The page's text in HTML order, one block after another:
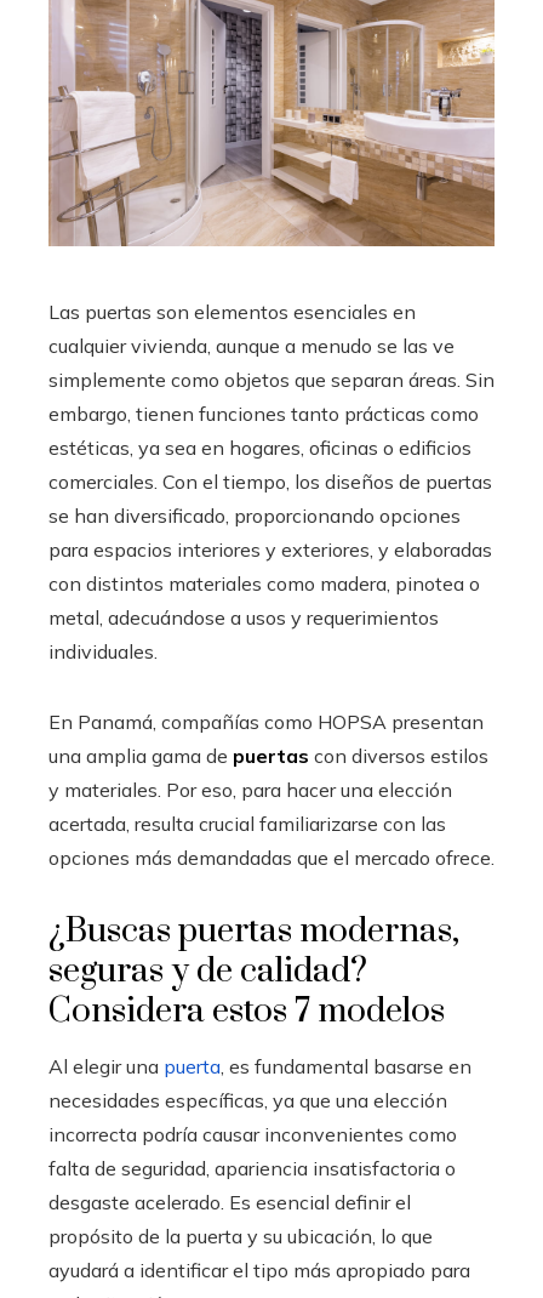
Las puertas son elementos esenciales en
cualquier vivienda, aunque a menudo se las ve
simplemente como objetos que separan áreas. Sin
embargo, tienen funciones tanto prácticas como
estéticas, ya sea en hogares, oficinas o edificios
comerciales. Con el tiempo, los diseños de puertas
se han diversificado, proporcionando opciones
para espacios interiores y exteriores, y elaboradas
con distintos materiales como madera, pinotea o
metal, adecuándose a usos y requerimientos
individuales.
En Panamá, compañías como HOPSA presentan
una amplia gama de puertas con diversos estilos
y materiales. Por eso, para hacer una elección
acertada, resulta crucial familiarizarse con las
opciones más demandadas que el mercado ofrece.
¿Buscas puertas modernas,
seguras y de calidad?
Considera estos 7 modelos
Al elegir una puerta, es fundamental basarse en
necesidades específicas, ya que una elección
incorrecta podría causar inconvenientes como
falta de seguridad, apariencia insatisfactoria o
desgaste acelerado. Es esencial definir el
propósito de la puerta y su ubicación, lo que
ayudará a identificar el tipo más apropiado para